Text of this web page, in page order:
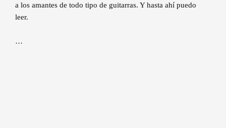
a los amantes de todo tipo de guitarras. Y hasta ahí puedo
leer.
…